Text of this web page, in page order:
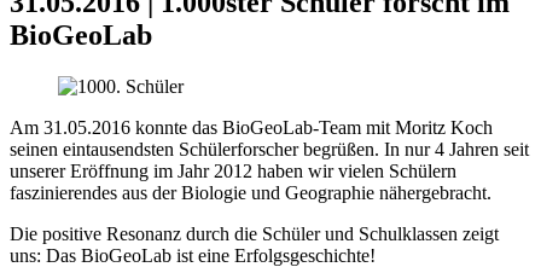
BioGeoLab
Am 31.05.2016 konnte das BioGeoLab-Team mit Moritz Koch
seinen eintausendsten Schülerforscher begrüßen. In nur 4 Jahren seit
unserer Eröffnung im Jahr 2012 haben wir vielen Schülern
faszinierendes aus der Biologie und Geographie nähergebracht.
Die positive Resonanz durch die Schüler und Schulklassen zeigt
uns: Das BioGeoLab ist eine Erfolgsgeschichte!